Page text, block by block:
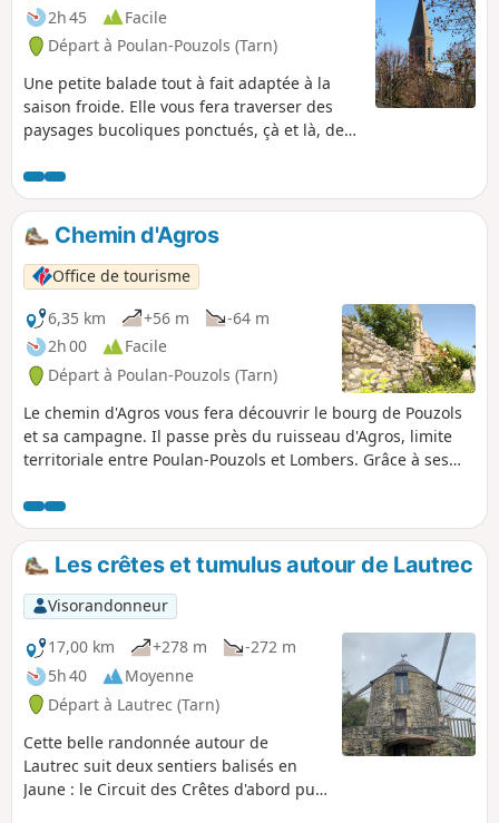
2h 45
Facile
Départ à Poulan-Pouzols (Tarn)
Une petite balade tout à fait adaptée à la
saison froide. Elle vous fera traverser des
paysages bucoliques ponctués, çà et là, de
Chemin d'Agros
Office de tourisme
6,35 km
+56 m
-64 m
2h 00
Facile
Départ à Poulan-Pouzols (Tarn)
Le chemin d'Agros vous fera découvrir le bourg de Pouzols
et sa campagne. Il passe près du ruisseau d'Agros, limite
territoriale entre Poulan-Pouzols et Lombers. Grâce à ses
servaient autrefois à moudre les céréales. Des vestiges de
ces anciens moulins sont encore visibles, comme le moulin
de Raco et le moulin de Vitrac. Sentier d'intérêt
communautaire réalisé par l'Office de Tourisme Centre
Tarn. Voir § Infos pratiques.
Les crêtes et tumulus autour de Lautrec
Visorandonneur
17,00 km
+278 m
-272 m
5h 40
Moyenne
Départ à Lautrec (Tarn)
Cette belle randonnée autour de
Lautrec suit deux sentiers balisés en
Jaune : le Circuit des Crêtes d'abord puis